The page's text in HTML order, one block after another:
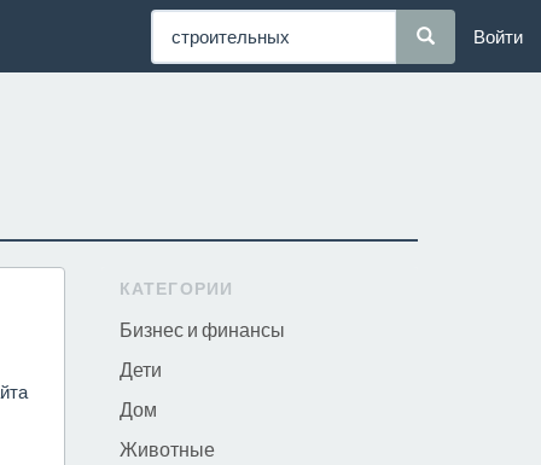
Войти
КАТЕГОРИИ
Бизнес и финансы
Дети
Дом
Животные